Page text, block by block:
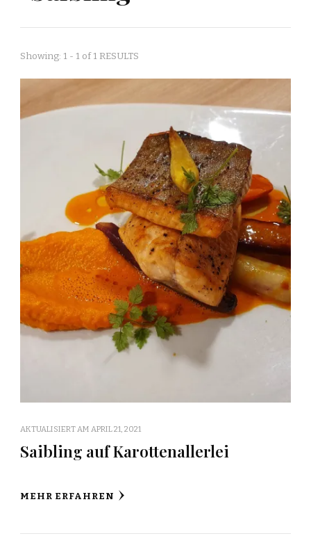
Showing: 1 - 1 of 1 RESULTS
AKTUALISIERT AM APRIL 21, 2021
Saibling auf Karottenallerlei
MEHR ERFAHREN